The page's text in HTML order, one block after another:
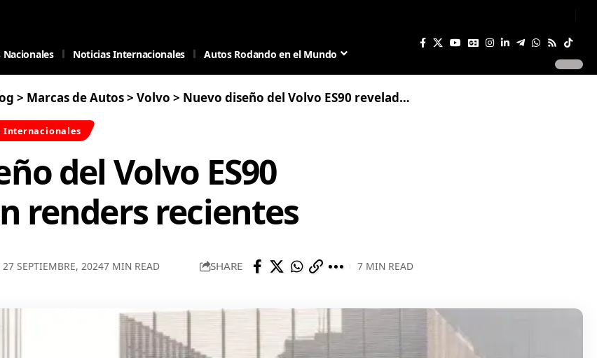
Nacionales Noticias Internacionales Autos Rodando en el Mundo
> Marcas de Autos> Volvo > Nuevo diseño del Volvo ES90 revelado en renders recientes
Internacionales
del Volvo ES90
renders recientes
27 SEPTIEMBRE, 20247 MIN READ SHARE 7 MIN READ